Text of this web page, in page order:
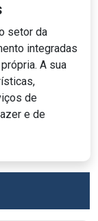
setor da
integradas
A sua
de
e de